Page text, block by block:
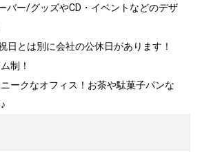
バー/グッズやCD・イベントなどのデザ
日とは別に会社の公休日があります！
制！
ークなオフィス！お茶や駄菓子パンな